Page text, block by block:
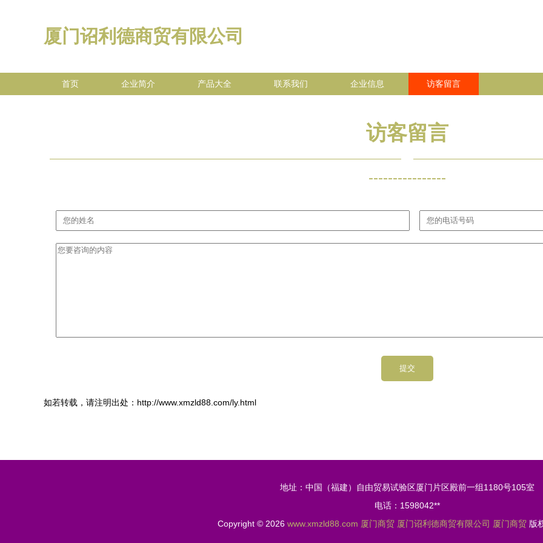
厦门诏利德商贸有限公司
首页 企业简介 产品大全 联系我们 企业信息 访客留言
访客留言
----------------
如若转载，请注明出处：http://www.xmzld88.com/ly.html
地址：中国（福建）自由贸易试验区厦门片区殿前一组1180号105室
电话：1598042**
Copyright © 2026 www.xmzld88.com 厦门商贸 厦门诏利德商贸有限公司 厦门商贸 版